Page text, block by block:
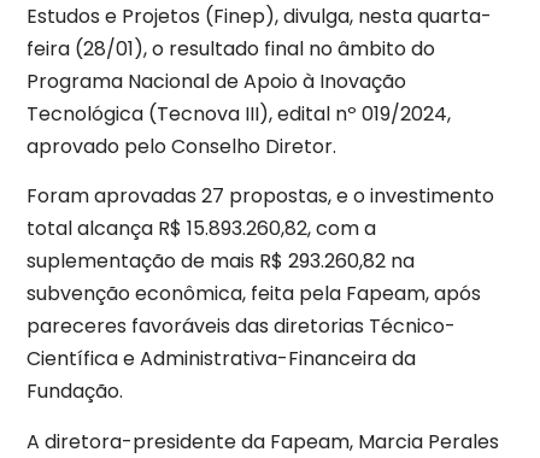
Estudos e Projetos (Finep), divulga, nesta quarta-
feira (28/01), o resultado final no âmbito do
Programa Nacional de Apoio à Inovação
Tecnológica (Tecnova III), edital nº 019/2024,
aprovado pelo Conselho Diretor.
Foram aprovadas 27 propostas, e o investimento
total alcança R$ 15.893.260,82, com a
suplementação de mais R$ 293.260,82 na
subvenção econômica, feita pela Fapeam, após
pareceres favoráveis das diretorias Técnico-
Científica e Administrativa-Financeira da
Fundação.
A diretora-presidente da Fapeam, Marcia Perales